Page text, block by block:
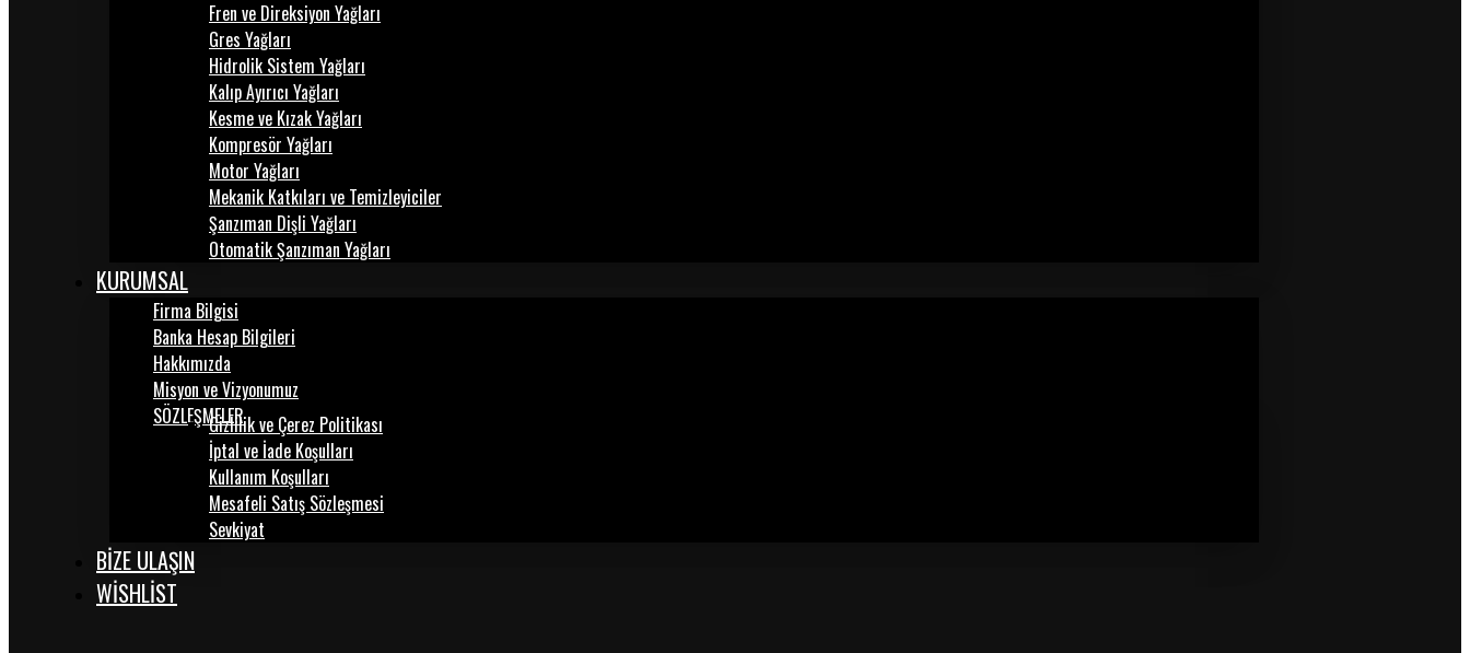
Fren ve Direksiyon Yağları
Gres Yağları
Hidrolik Sistem Yağları
Kalıp Ayırıcı Yağları
Kesme ve Kızak Yağları
Kompresör Yağları
Motor Yağları
Mekanik Katkıları ve Temizleyiciler
Şanzıman Dişli Yağları
Otomatik Şanzıman Yağları
KURUMSAL
Firma Bilgisi
Banka Hesap Bilgileri
Hakkımızda
Misyon ve Vizyonumuz
SÖZLEŞMELERGizlilik ve Çerez Politikası
İptal ve İade Koşulları
Kullanım Koşulları
Mesafeli Satış Sözleşmesi
Sevkiyat
BİZE ULAŞIN
WISHLIST